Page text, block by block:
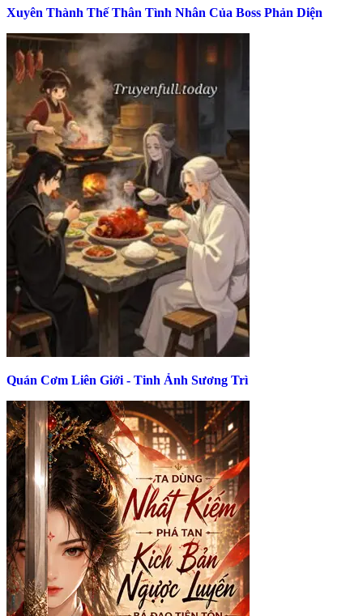
Xuyên Thành Thế Thân Tình Nhân Của Boss Phản Diện
Quán Cơm Liên Giới - Tinh Ảnh Sương Trì